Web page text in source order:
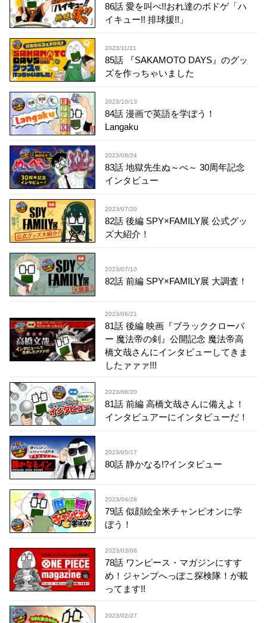
86話 愛を叫べ!!おれ達のボドゲ「ハ
イキュー!! 排球援!!」
2023/11/21
85話 『SAKAMOTO DAYS』のグッ
ズを作っちゃいました
2023/10/13
84話 漫画で英語を学ぼう！
Langaku
2023/08/24
83話 地獄先生ぬ～べ～ 30周年記念
インタビュー
2023/07/20
82話 後編 SPY×FAMILY展 公式グッ
ズ大紹介！
2023/07/10
82話 前編 SPY×FAMILY展 大調査！
2023/06/21
81話 後編 映画『ブラッククローバ
ー 魔法帝の剣』公開記念 魔法帝高
橋文哉さんにインタビューしてきま
したァァァ!!!
2023/06/20
81話 前編 高橋文哉さんに備えよ！
インタビュアーにインタビューだ！
2023/05/17
80話 静かなる!?インタビュー
2023/04/28
79話 似顔絵全米チャンピオンに学
ぼう！
2023/03/06
78話 ワンピース・マガジンにすす
め！ジャンプへっぽこ探検隊！が載
ってます!!
2023/02/27